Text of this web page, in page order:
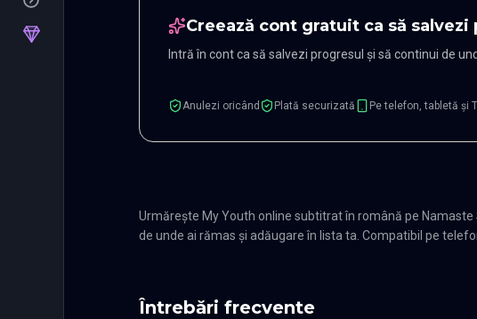
Creează cont gratuit ca să salvezi
Intră în cont ca să salvezi progresul și să continui de
Anulezi oricând Plată securizată Pe telefon, tabletă și
Urmărește My Youth online subtitrat în română pe
de unde ai rămas și adăugare în lista ta. Compatibil pe
Întrebări frecvente